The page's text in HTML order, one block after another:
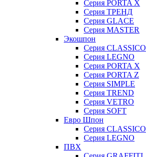
Серия PORTA X
Серия ТРЕНД
Серия GLACE
Серия MASTER
Экошпон
Серия CLASSICO
Серия LEGNO
Серия PORTA X
Серия PORTA Z
Серия SIMPLE
Серия TREND
Серия VETRO
Серия SOFT
Евро Шпон
Серия CLASSICO
Серия LEGNO
ПВХ